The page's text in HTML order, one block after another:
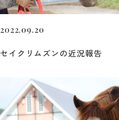
2022.09.20
セイクリムズンの近況報告